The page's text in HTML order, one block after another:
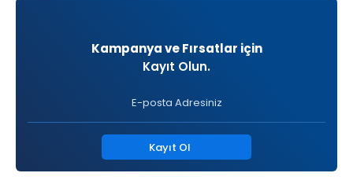
Kampanya ve Fırsatlar için
Kayıt Olun.
Kayıt Ol